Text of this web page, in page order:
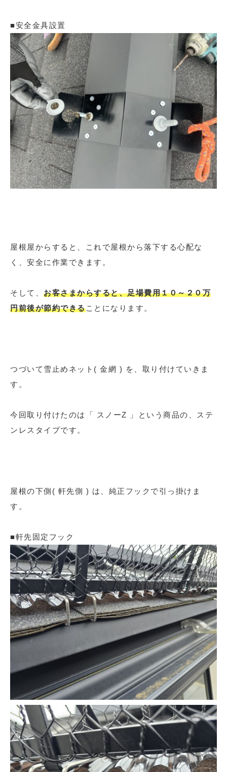
■安全金具設置
屋根屋からすると、これで屋根から落下する心配な
く、安全に作業できます。
そして、 お客さまからすると、足場費用１０～２０万
円前後が節約できることになります。
つづいて雪止めネット( 金網 ) を、取り付けていきま
す。
今回取り付けたのは「 スノーZ 」という商品の、ステ
ンレスタイプです。
屋根の下側( 軒先側 ) は、純正フックで引っ掛けま
す。
■軒先固定フック